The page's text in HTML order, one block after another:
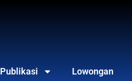
Publikasi Lowongan